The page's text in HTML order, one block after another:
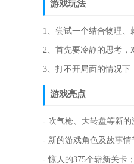
游戏玩法
1、尝试一个结合物理、
2、首先要冷静的思考，
3、打不开局面的情况下
游戏亮点
- 吹气枪、大转盘等新的
- 新的游戏角色及故事情
- 惊人的375个崭新关卡；